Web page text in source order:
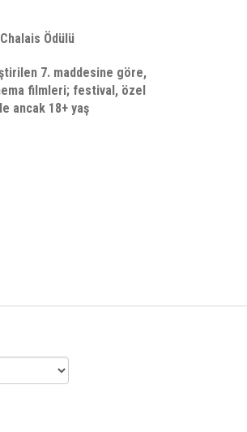
Ödülü
7. maddesine göre,
filmleri; festival, özel
ancak 18+ yaş